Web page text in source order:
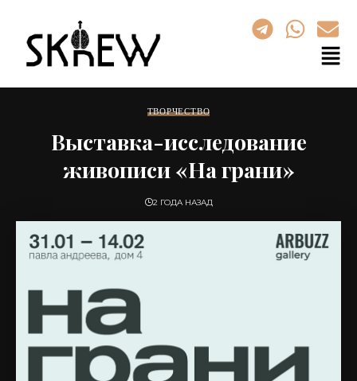
ТВОРЧЕСТВО
Выставка-исследование
живописи «На грани»
2 ГОДА НАЗАД